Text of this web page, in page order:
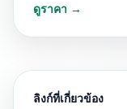
ดูราคา →
ลิงก์ที่เกี่ยวข้อง